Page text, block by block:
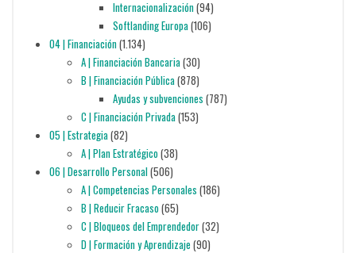
Internacionalización(94)
Softlanding Europa(106)
04 | Financiación(1.134)
A | Financiación Bancaria(30)
B | Financiación Pública(878)
Ayudas y subvenciones (787)
C | Financiación Privada(153)
05 | Estrategia(82)
A | Plan Estratégico(38)
06 | Desarrollo Personal(506)
A | Competencias Personales (186)
B | Reducir Fracaso(65)
C | Bloqueos del Emprendedor(32)
D | Formación y Aprendizaje (90)